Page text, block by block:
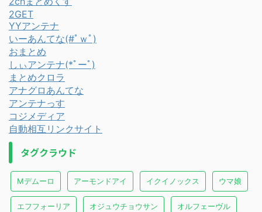
2GET
YYアンテナ
いーあんてな(#ﾟｗﾟ)
おまとめ
しぃアンテナ(*ﾟーﾟ)
まとめクロラ
アナグロあんてな
アンテナっす
コジメディア
自動相互リンクサイト
タグクラウド
Mデムーロ アーモンドアイ イクイノックス ウマ娘
エフフォーリア オジュウチョウサン オルフェーヴル